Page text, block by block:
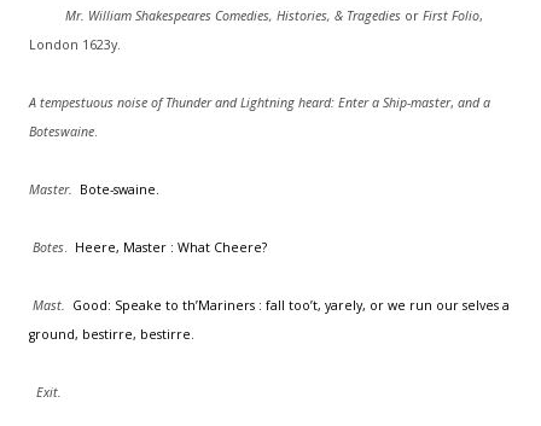
Mr. William Shakespeares Comedies, Histories, & Tragedies or First Folio,
London 1623y.
A tempestuous noise of Thunder and Lightning heard: Enter a Ship-master, and a
Boteswaine.
Master. Bote-swaine.
Botes. Heere, Master : What Cheere?
Mast. Good: Speake to th’Mariners : fall too’t, yarely, or we run our selves a
ground, bestirre, bestirre.
Exit.